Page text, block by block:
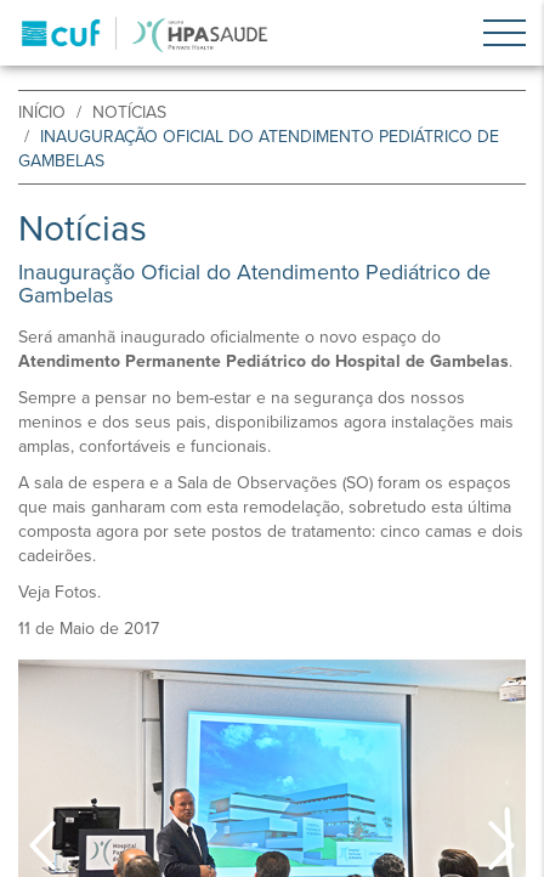
INÍCIO
NOTÍCIAS
INAUGURAÇÃO OFICIAL DO ATENDIMENTO PEDIÁTRICO DE
GAMBELAS
Notícias
Inauguração Oficial do Atendimento Pediátrico de
Gambelas
Será amanhã inaugurado oficialmente o novo espaço do
Atendimento Permanente Pediátrico do Hospital de Gambelas.
Sempre a pensar no bem-estar e na segurança dos nossos
meninos e dos seus pais, disponibilizamos agora instalações mais
amplas, confortáveis e funcionais.
A sala de espera e a Sala de Observações (SO) foram os espaços
que mais ganharam com esta remodelação, sobretudo esta última
composta agora por sete postos de tratamento: cinco camas e dois
cadeirões.
Veja Fotos.
11 de Maio de 2017